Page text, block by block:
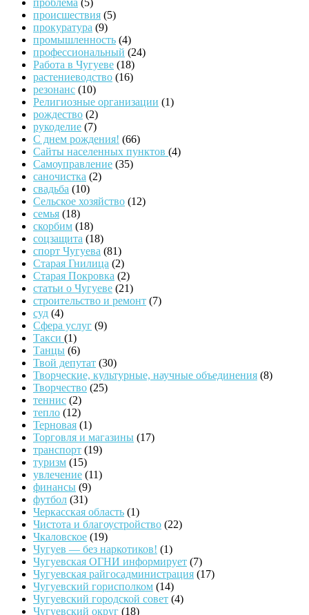
проблема (5)
происшествия (5)
прокуратура (9)
промышленность (4)
профессиональный (24)
Работа в Чугуеве (18)
растениеводство (16)
резонанс (10)
Религиозные организации (1)
рождество (2)
рукоделие (7)
С днем рождения! (66)
Сайты населенных пунктов (4)
Самоуправление (35)
саночистка (2)
свадьба (10)
Сельское хозяйство (12)
семья (18)
скорбим (18)
соцзащита (18)
спорт Чугуева (81)
Старая Гнилица (2)
Старая Покровка (2)
статьи о Чугуеве (21)
строительство и ремонт (7)
суд (4)
Сфера услуг (9)
Такси (1)
Танцы (6)
Твой депутат (30)
Творческие, культурные, научные объединения (8)
Творчество (25)
теннис (2)
тепло (12)
Терновая (1)
Торговля и магазины (17)
транспорт (19)
туризм (15)
увлечение (11)
финансы (9)
футбол (31)
Черкасская область (1)
Чистота и благоустройство (22)
Чкаловское (19)
Чугуев — без наркотиков! (1)
Чугуевская ОГНИ информирует (7)
Чугуевская райгосадминистрация (17)
Чугуевский горисполком (14)
Чугуевский городской совет (4)
Чугуевский округ (18)